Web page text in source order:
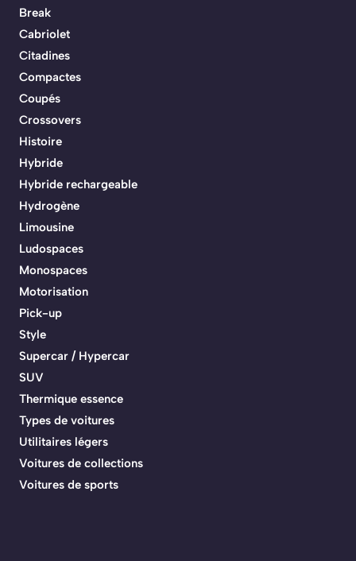
Break
Cabriolet
Citadines
Compactes
Coupés
Crossovers
Histoire
Hybride
Hybride rechargeable
Hydrogène
Limousine
Ludospaces
Monospaces
Motorisation
Pick-up
Style
Supercar / Hypercar
SUV
Thermique essence
Types de voitures
Utilitaires légers
Voitures de collections
Voitures de sports